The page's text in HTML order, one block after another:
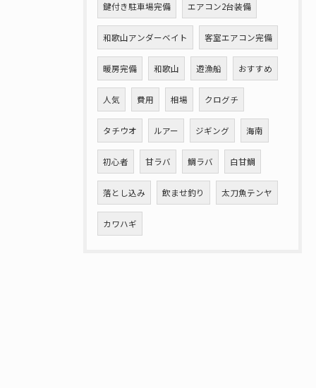
鍵付き駐車場完備 エアコン2台装備
和歌山アンダーベイト 客室エアコン完備
暖房完備 和歌山 遊漁船 おすすめ
人気 費用 相場 クログチ
タチウオ ルアー ジギング 海南
初心者 甘ラバ 鯛ラバ 白甘鯛
落とし込み 飲ませ釣り 太刀魚テンヤ
カワハギ